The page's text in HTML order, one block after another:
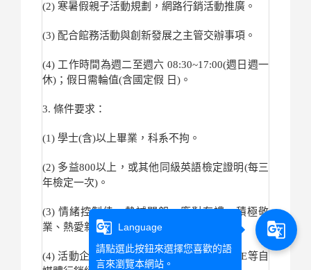
(2) 寒暑假親子活動規劃，網路行銷活動推廣。
(3) 配合館務活動與創新發展之主管交辦事項。
(4) 工作時間為週二至週六 08:30~17:00(週日週一
休)；假日需輪值(含國定假 日)。
3. 條件要求：
(1) 學士(含)以上畢業，科系不拘。
(2) 多益800以上，或其他同級英語檢定證明(每三
年檢定一次)。
(3) 情緒控制佳、熱誠開朗、應對有禮、積極敬
業、熱愛新知學習力強。
(4) 活動企劃與執行，具FB、YT、IG、LINE等自
g_translate
Language
請點選此按鈕來選擇您喜歡的語
言來瀏覽本網站。
g_translate